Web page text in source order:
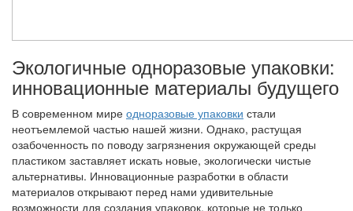
Экологичные одноразовые упаковки:
инновационные материалы будущего
В современном мире одноразовые упаковки стали
неотъемлемой частью нашей жизни. Однако, растущая
озабоченность по поводу загрязнения окружающей среды
пластиком заставляет искать новые, экологически чистые
альтернативы. Инновационные разработки в области
материалов открывают перед нами удивительные
возможности для создания упаковок, которые не только